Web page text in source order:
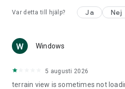
Var detta till hjälp? Ja Nej
Windows
5 augusti 2026
terrain view is sometimes not